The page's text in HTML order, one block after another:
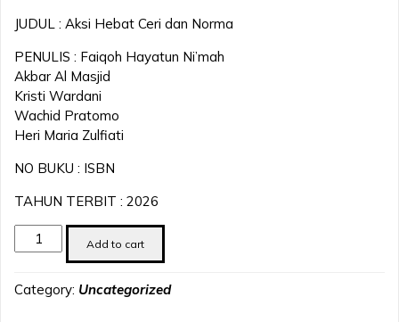
JUDUL : Aksi Hebat Ceri dan Norma
PENULIS : Faiqoh Hayatun Ni’mah
Akbar Al Masjid
Kristi Wardani
Wachid Pratomo
Heri Maria Zulfiati
NO BUKU : ISBN
TAHUN TERBIT : 2026
Aksi
Hebat
dan
Add to cart
Category: Uncategorized